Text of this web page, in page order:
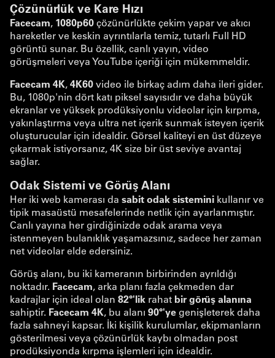
Çözünürlük ve Kare Hızı
Facecam, 1080p60çözünürlükte çekim yapar ve akıcı
hareketler ve keskin ayrıntılarla temiz, tutarlı Full HD
görüntü sunar. Bu özellik, canlı yayın, video
görüşmeleri veya YouTube içeriği için mükemmeldir.
Facecam 4K,4K60video ile birkaç adım daha ileri gider.
Bu, 1080p'nin dört katı piksel sayısıdır ve daha büyük
ekranlar ve yüksek prodüksiyonlu videolar için kırpma,
yakınlaştırma veya ultra net içerik sunmak isteyen içerik
oluşturucular için idealdir. Görsel kaliteyi en üst düzeye
çıkarmak istiyorsanız, 4K size bir üst seviye avantaj
sağlar.
Odak Sistemi ve Görüş Alanı
Her iki web kamerası da sabit odak sistemini kullanır ve
tipik masaüstü mesafelerinde netlik için ayarlanmıştır.
Canlı yayına her girdiğinizde odak arama veya
istenmeyen bulanıklık yaşamazsınız, sadece her zaman
net videolar elde edersiniz.
Görüş alanı, bu iki kameranın birbirinden ayrıldığı
noktadır. Facecam, arka planı fazla çekmeden dar
kadrajlar için ideal olan 82°'lik rahat bir görüş alanına
sahiptir. Facecam 4K, bu alanı 90°'yegenişleterek daha
fazla sahneyi kapsar. İki kişilik kurulumlar, ekipmanların
gösterilmesi veya çözünürlük kaybı olmadan post
prodüksiyonda kırpma işlemleri için idealdir.